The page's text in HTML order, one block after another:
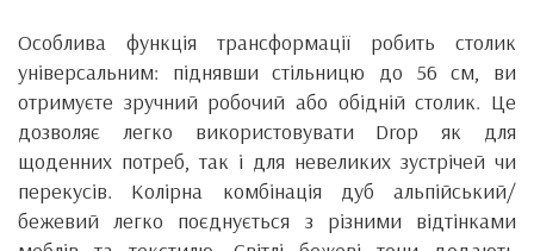
Особлива функція трансформації робить столик
універсальним: піднявши стільницю до 56 см, ви
отримуєте зручний робочий або обідній столик. Це
дозволяє легко використовувати Drop як для
щоденних потреб, так і для невеликих зустрічей чи
перекусів. Колірна комбінація дуб альпійський/
бежевий легко поєднується з різними відтінками